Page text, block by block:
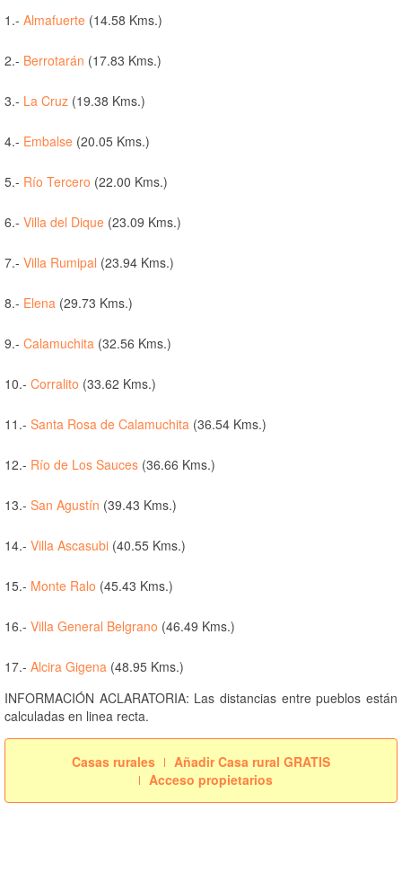
1.- Almafuerte (14.58 Kms.)
2.- Berrotarán (17.83 Kms.)
3.- La Cruz (19.38 Kms.)
4.- Embalse (20.05 Kms.)
5.- Río Tercero (22.00 Kms.)
6.- Villa del Dique (23.09 Kms.)
7.- Villa Rumipal (23.94 Kms.)
8.- Elena (29.73 Kms.)
9.- Calamuchita (32.56 Kms.)
10.- Corralito (33.62 Kms.)
11.- Santa Rosa de Calamuchita (36.54 Kms.)
12.- Río de Los Sauces (36.66 Kms.)
13.- San Agustín (39.43 Kms.)
14.- Villa Ascasubi (40.55 Kms.)
15.- Monte Ralo (45.43 Kms.)
16.- Villa General Belgrano (46.49 Kms.)
17.- Alcira Gigena (48.95 Kms.)
INFORMACIÓN ACLARATORIA: Las distancias entre pueblos están
calculadas en linea recta.
Casas rurales
Añadir Casa rural GRATIS
Acceso propietarios